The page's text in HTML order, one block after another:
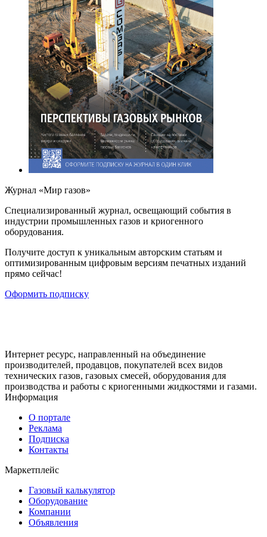
Журнал «Мир газов»
Cпециализированный журнал, освещающий события в
индустрии промышленных газов и криогенного
оборудования.
Получите доступ к уникальным авторским статьям и
оптимизированным цифровым версиям печатных изданий
прямо сейчас!
Оформить подписку
Интернет ресурс, направленный на объединение
производителей, продавцов, покупателей всех видов
технических газов, газовых смесей, оборудования для
производства и работы с криогенными жидкостями и газами.
Информация
О портале
Реклама
Подписка
Контакты
Маркетплейс
Газовый калькулятор
Оборудование
Компании
Объявления